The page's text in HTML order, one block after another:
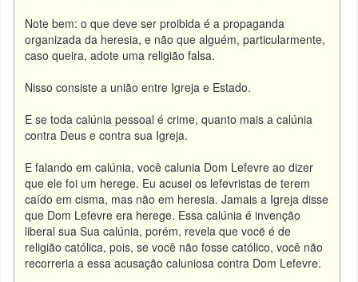
Note bem: o que deve ser proibida é a propaganda
organizada da heresia, e não que alguém, particularmente,
caso queira, adote uma religião falsa.
Nisso consiste a união entre Igreja e Estado.
E se toda calúnia pessoal é crime, quanto mais a calúnia
contra Deus e contra sua Igreja.
E falando em calúnia, você calunia Dom Lefevre ao dizer
que ele foi um herege. Eu acusei os lefevristas de terem
caído em cisma, mas não em heresia. Jamais a Igreja disse
que Dom Lefevre era herege. Essa calúnia é invenção
liberal sua Sua calúnia, porém, revela que vocë é de
religião católica, pois, se você não fosse católico, você não
recorreria a essa acusação caluniosa contra Dom Lefevre.